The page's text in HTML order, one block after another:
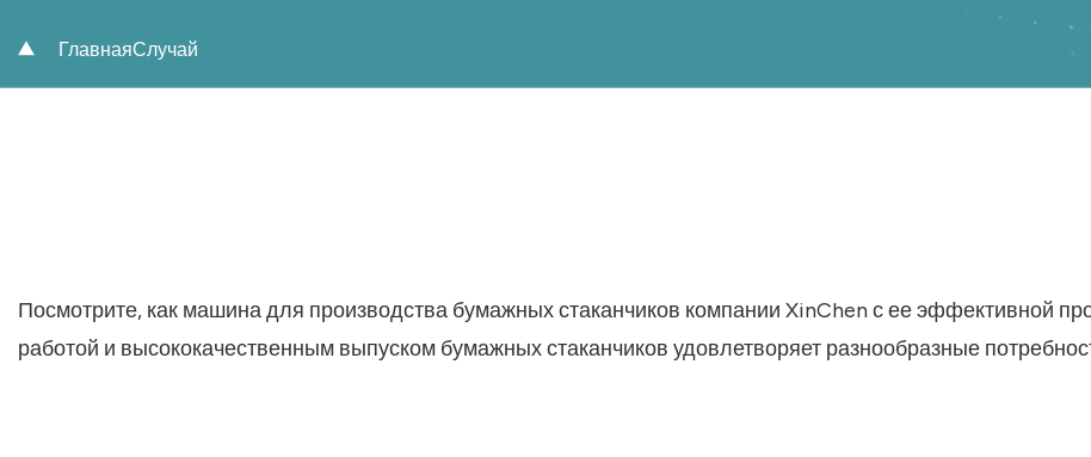
ГлавнаяСлучай
Посмотрите, как машина для производства бумажных стаканчиков компании XinChen с ее эффективной
работой и высококачественным выпуском бумажных стаканчиков удовлетворяет разнообразные